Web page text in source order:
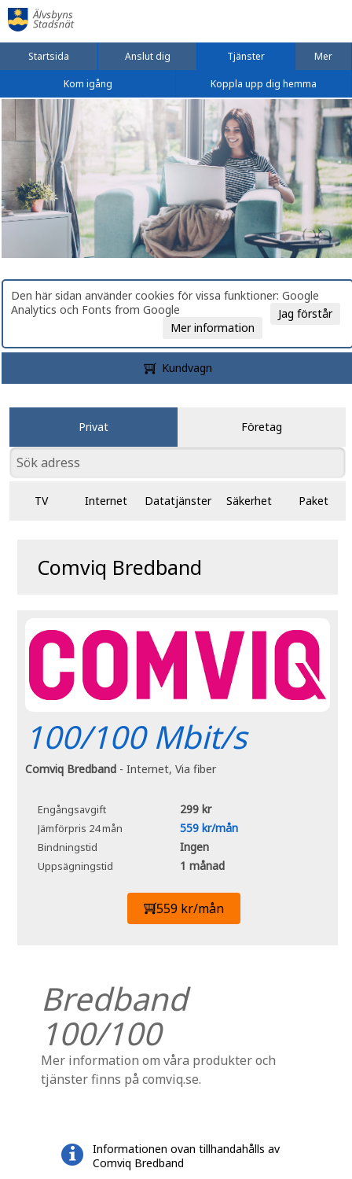
Startsida Anslut dig Tjänster Mer
Kom igång Koppla upp dig hemma
Den här sidan använder cookies för vissa funktioner: Google
Analytics och Fonts from Google
Jag förstår
Mer information
Kundvagn
Privat Företag
TV Internet Datatjänster Säkerhet Paket
Comviq Bredband
100/100 Mbit/s
Comviq Bredband - Internet, Via fiber
Engångsavgift 299 kr
Jämförpris 24 mån 559 kr/mån
Bindningstid Ingen
Uppsägningstid 1 månad
559 kr/mån
Bredband
100/100
Mer information om våra produkter och
tjänster finns på comviq.se.
Informationen ovan tillhandahålls av
Comviq Bredband